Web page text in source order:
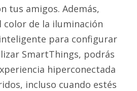
tus amigos. Además,
color de la iluminación
para configurar
SmartThings, podrás
hiperconectada
incluso cuando estés